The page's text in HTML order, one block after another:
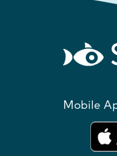
Mobile